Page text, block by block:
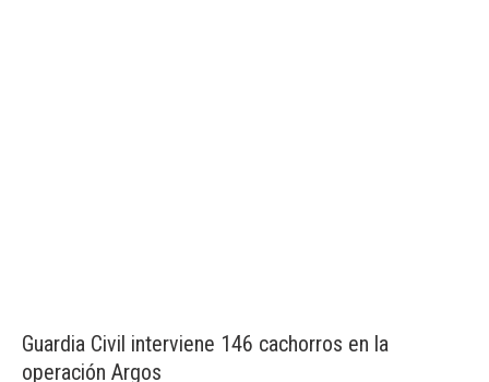
Guardia Civil interviene 146 cachorros en la
operación Argos